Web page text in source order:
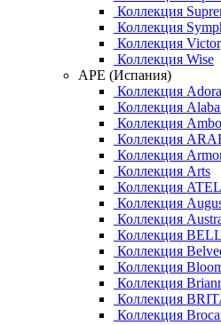
Коллекция
Коллекция
Коллекция
Коллекция Wise
APE (Испания)
Коллекция
Коллекция
Коллекция
Коллекция
Коллекция
Коллекция Arts
Коллекция
Коллекция
Коллекция
Коллекция
Коллекция
Коллекция
Коллекция
Коллекция
Коллекция